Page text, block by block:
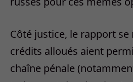
Côté justice, le rapport
crédits alloués aient
chaîne pénale